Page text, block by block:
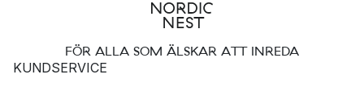
FÖR ALLA SOM ÄLSKAR ATT INREDA
KUNDSERVICE